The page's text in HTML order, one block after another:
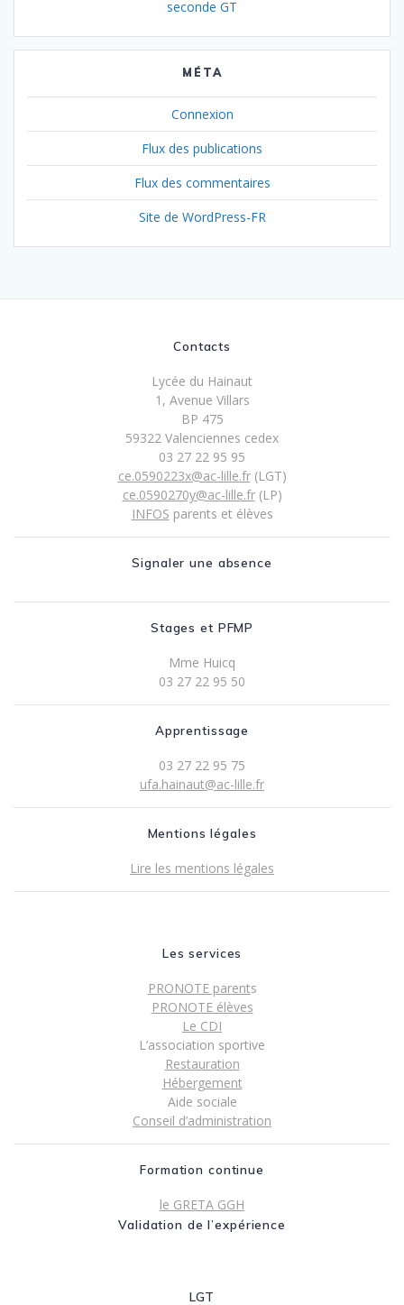
seconde GT
MÉTA
Connexion
Flux des publications
Flux des commentaires
Site de WordPress-FR
Contacts
Lycée du Hainaut
1, Avenue Villars
BP 475
59322 Valenciennes cedex
03 27 22 95 95
ce.0590223x@ac-lille.fr(LGT)
ce.0590270y@ac-lille.fr(LP)
INFOS parents et élèves
Signaler une absence
Stages et PFMP
Mme Huicq
03 27 22 95 50
Apprentissage
03 27 22 95 75
ufa.hainaut@ac-lille.fr
Mentions légales
Lire les mentions légales
Les services
PRONOTE parents
PRONOTE élèves
Le CDI
L’association sportive
Restauration
Hébergement
Aide sociale
Conseil d’administration
Formation continue
le GRETA GGH
Validation de l’expérience
LGT